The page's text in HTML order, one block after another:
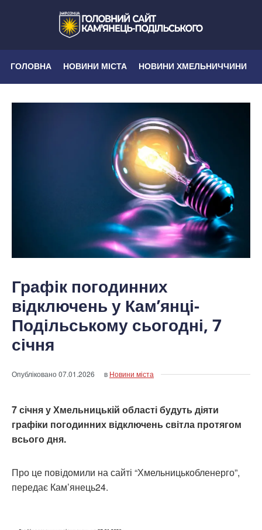
ГОЛОВНА НОВИНИ МІСТА НОВИНИ ХМЕЛЬНИЧЧИНИ
Графік погодинних
відключень у Кам’янці-
Подільському сьогодні, 7
січня
Опубліковано07.01.2026 в Новини міста
7 січня у Хмельницькій області будуть діяти
графіки погодинних відключень світла протягом
всього дня.
Про це повідомили на сайті “Хмельницькобленерго”,
передає Кам’янець24.